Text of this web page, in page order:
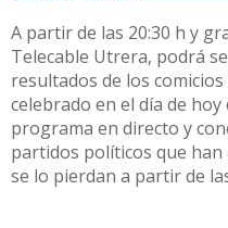
A partir de las 20:30 h y
Telecable Utrera, podrá
resultados de los
celebrado en el día de
programa en directo y
partidos políticos que han
se lo pierdan a partir de